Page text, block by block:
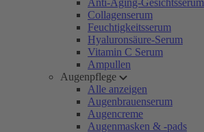
Anti-Aging-Gesichtsserum
Collagenserum
Feuchtigkeitsserum
Hyaluronsäure-Serum
Vitamin C Serum
Ampullen
Augenpflege
Alle anzeigen
Augenbrauenserum
Augencreme
Augenmasken & -pads